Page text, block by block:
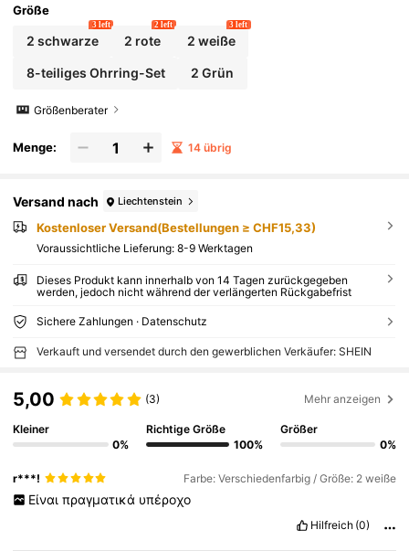
ch von Frauen, auch ein tolles Geschenk für weib
liche Freunde. (Optional 1/4)
Größe
2 schwarze
3 left
2 rote
2 left
2 weiße
3 left
8-teiliges Ohrring-Set 2 Grün
Größenberater
Menge: 14 übrig
Versand nach Liechtenstein
Kostenloser Versand(Bestellungen ≥ CHF15,33)
Voraussichtliche Lieferung: 8-9 Werktagen
Dieses Produkt kann innerhalb von 14 Tagen zurückgegeben
werden, jedoch nicht während der verlängerten Rückgabefrist
Sichere Zahlungen · Datenschutz
Verkauft und versendet durch den gewerblichen Verkäufer: SHEIN
5,00 (3) Mehr anzeigen
Kleiner
0%
Richtige Größe
100%
Größer
0%
r***! Farbe: Verschiedenfarbig / Größe: 2 weiße
Είναι πραγματικά υπέροχο
Hilfreich (0)